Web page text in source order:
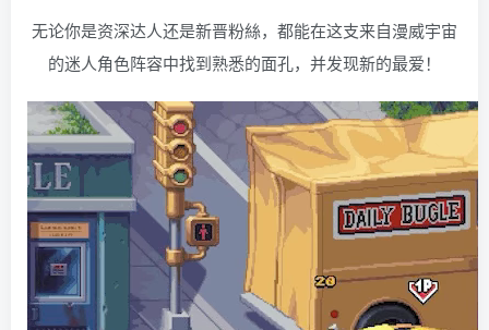
无论你是资深达人还是新晋粉絲，都能在这支来自漫威宇宙
的迷人角色阵容中找到熟悉的面孔，并发现新的最爱！